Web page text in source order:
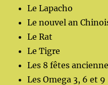
Le Lapacho
Le nouvel an
Le Rat
Le Tigre
Les 8 fêtes
Les Omega 3, 6 et 9